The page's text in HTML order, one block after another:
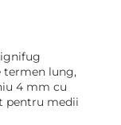
termen lung,
4 mm cu
pentru medii